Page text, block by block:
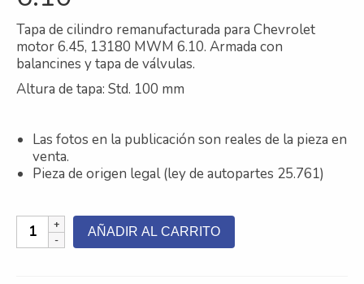
Contacto
Nosotros
Galeria
Tapa de cilindro remanufacturada para Chevrolet
motor 6.45, 13180 MWM 6.10. Armada con
balancines y tapa de válvulas.
Altura de tapa: Std. 100 mm
Las fotos en la publicación son reales de la pieza en
venta.
Pieza de origen legal (ley de autopartes 25.761)
Tapa
de
AÑADIR AL CARRITO